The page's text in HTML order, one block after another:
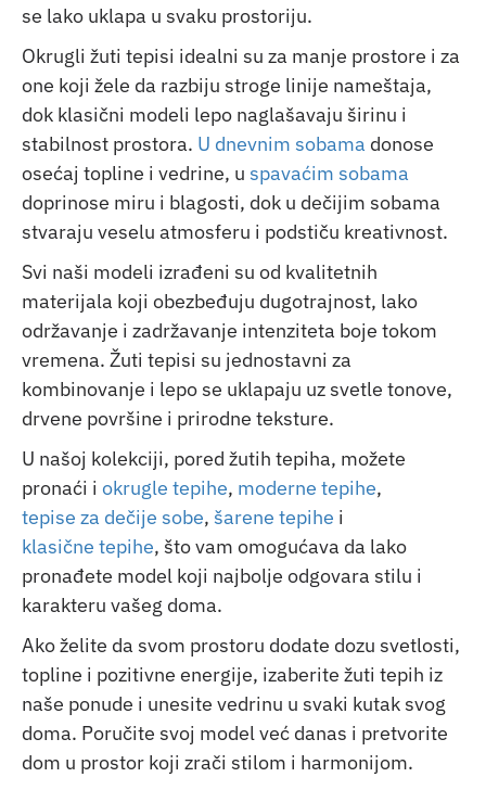
se lako uklapa u svaku prostoriju.
Okrugli žuti tepisi idealni su za manje prostore i za
one koji žele da razbiju stroge linije nameštaja,
dok klasični modeli lepo naglašavaju širinu i
stabilnost prostora. U dnevnim sobama donose
osećaj topline i vedrine, u spavaćim sobama
doprinose miru i blagosti, dok u dečijim sobama
stvaraju veselu atmosferu i podstiču kreativnost.
Svi naši modeli izrađeni su od kvalitetnih
materijala koji obezbeđuju dugotrajnost, lako
održavanje i zadržavanje intenziteta boje tokom
vremena. Žuti tepisi su jednostavni za
kombinovanje i lepo se uklapaju uz svetle tonove,
drvene površine i prirodne teksture.
U našoj kolekciji, pored žutih tepiha, možete
pronaći i okrugle tepihe, moderne tepihe,
tepise za dečije sobe, šarene tepihe i
klasične tepihe, što vam omogućava da lako
pronađete model koji najbolje odgovara stilu i
karakteru vašeg doma.
Ako želite da svom prostoru dodate dozu svetlosti,
topline i pozitivne energije, izaberite žuti tepih iz
naše ponude i unesite vedrinu u svaki kutak svog
doma. Poručite svoj model već danas i pretvorite
dom u prostor koji zrači stilom i harmonijom.